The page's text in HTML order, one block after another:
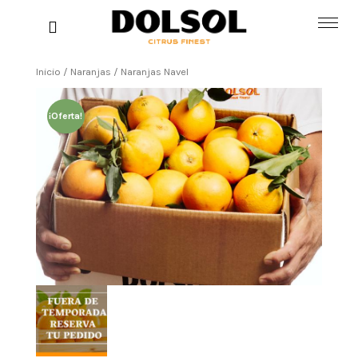
Inicio
Tienda
Blog
Contacta
Mi cuenta
Inicio / Naranjas / Naranjas Navel
¡Oferta!